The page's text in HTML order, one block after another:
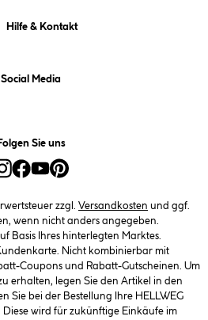
Hilfe & Kontakt
Social Media
Sie uns
zzgl. Versandkosten und ggf.
wenn nicht anders angegeben.
Basis Ihres hinterlegten Marktes.
Nicht kombinierbar mit
Coupons und Rabatt-Gutscheinen. Um
erhalten, legen Sie den Artikel in den
Sie bei der Bestellung Ihre HELLWEG
wird für zukünftige Einkäufe im